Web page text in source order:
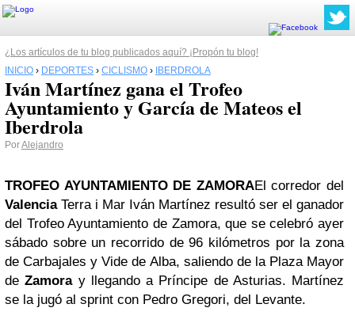
¿Los artículos de tu blog publicados aquí? ¡Propón tu blog!
INICIO › DEPORTES › CICLISMO › IBERDROLA
Iván Martínez gana el Trofeo
Ayuntamiento y García de Mateos el
Iberdrola
PorAlejandro
TROFEO AYUNTAMIENTO DE ZAMORAEl corredor del
ValenciaTerra i Mar Iván Martínez resultó ser el ganador
del Trofeo Ayuntamiento de Zamora, que se celebró ayer
sábado sobre un recorrido de 96 kilómetros por la zona
de Carbajales y Vide de Alba, saliendo de la Plaza Mayor
deZamoray llegando a Príncipe de Asturias. Martínez
se la jugó al sprint con Pedro Gregori, del Levante.